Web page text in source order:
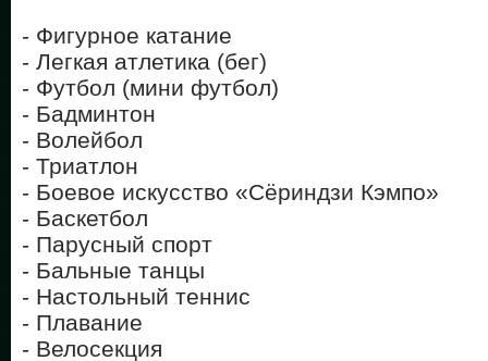
- Фигурное катание
- Легкая атлетика (бег)
- Футбол (мини футбол)
- Бадминтон
- Волейбол
- Триатлон
- Боевое искусство «Сёриндзи Кэмпо»
- Баскетбол
- Парусный спорт
- Бальные танцы
- Настольный теннис
- Плавание
- Велосекция